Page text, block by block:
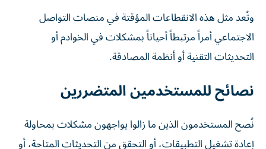
وتُعد مثل هذه الانقطاعات المؤقتة في منصات التواصل
الاجتماعي أمراً مرتبطاً أحياناً بمشكلات في الخوادم أو
التحديثات التقنية أو أنظمة المصادقة.
نصائح للمستخدمين المتضررين
نُصح المستخدمون الذين ما زالوا يواجهون مشكلات بمحاولة
إعادة تشغيل التطبيقات، أو التحقق من التحديثات المتاحة، أو